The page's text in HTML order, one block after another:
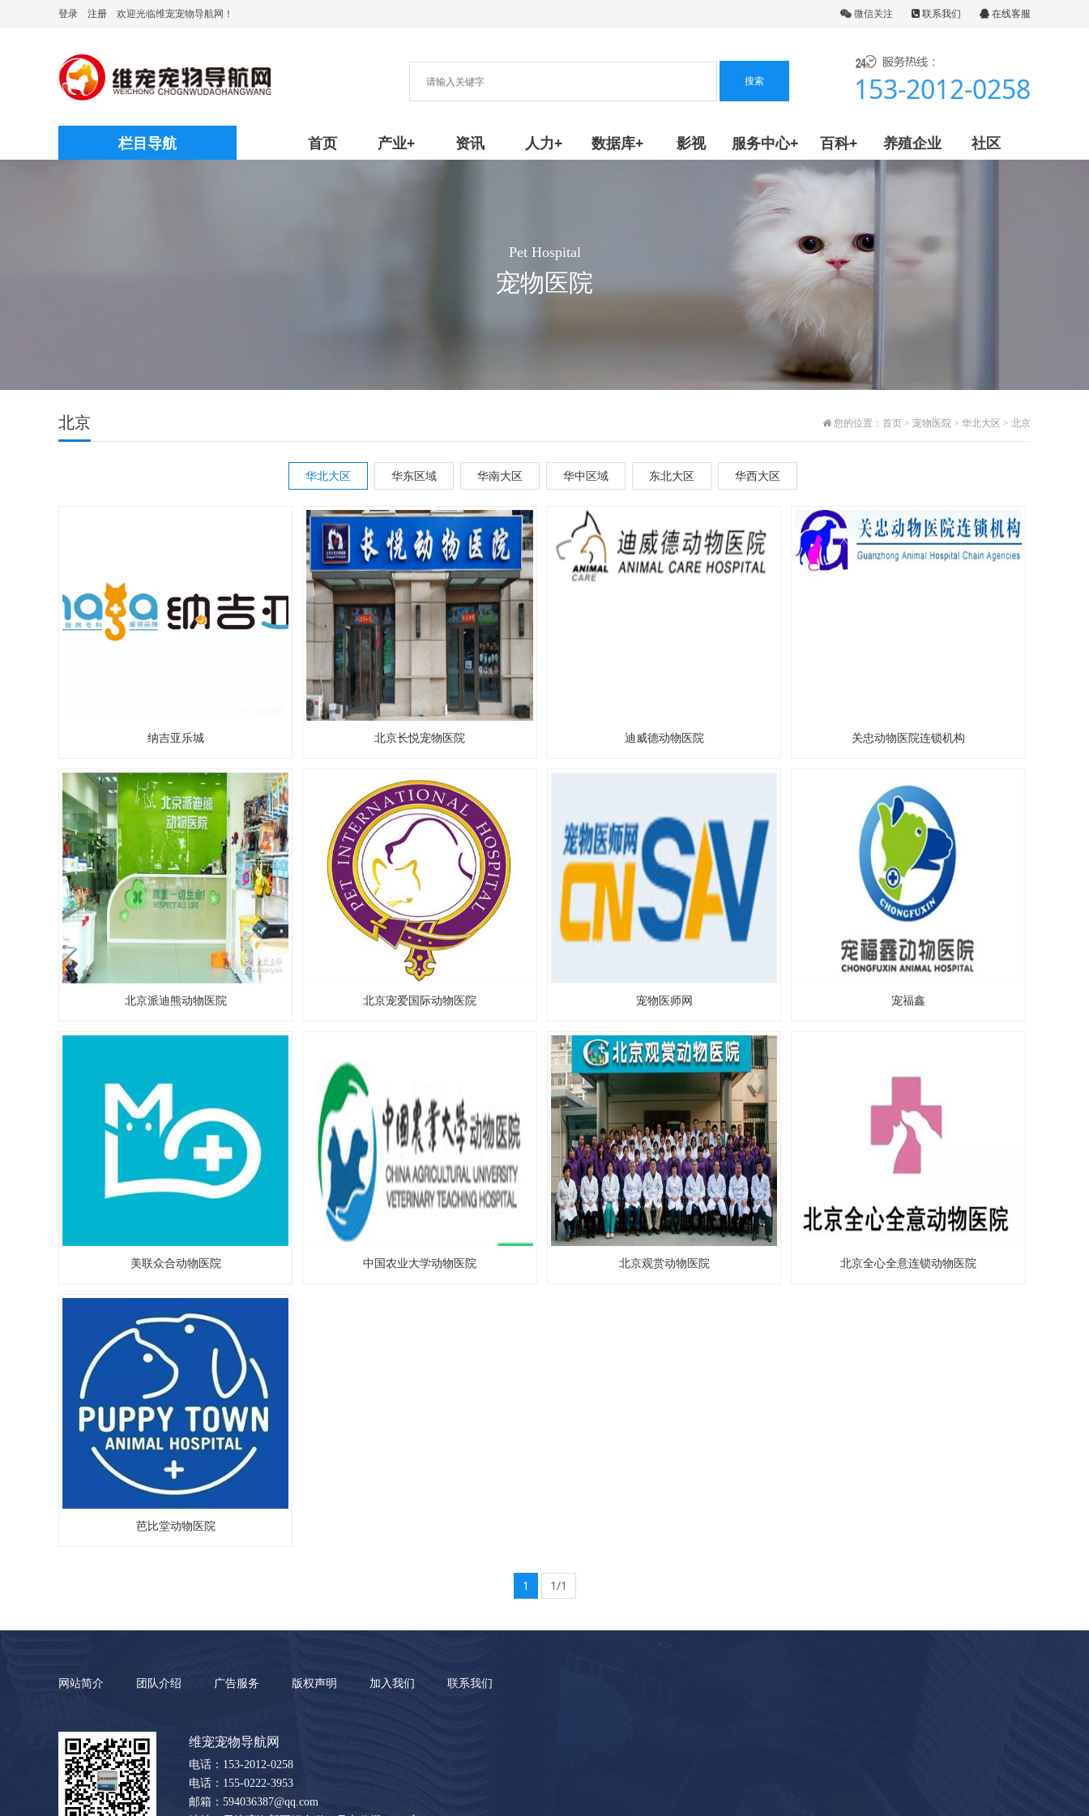
登录 注册 欢迎光临维宠宠物导航网！ 微信关注 联系我们 在线客服
153-2012-0258
栏目导航 首页 产业+ 资讯 人力+ 数据库+ 影视 服务中心+ 百科+ 养殖企业 社区
Pet Hospital
宠物医院
北京 您的位置： 首页 > 宠物医院 > 华北大区 > 北京
华北大区 华东区域 华南大区 华中区域 东北大区 华西大区
纳吉亚乐城 北京长悦宠物医院 迪威德动物医院 关忠动物医院连锁机构
北京派迪熊动物医院 北京宠爱国际动物医院 宠物医师网 宠福鑫
美联众合动物医院 中国农业大学动物医院 北京观赏动物医院 北京全心全意连锁动物医院
芭比堂动物医院
1 1/1
网站简介 团队介绍 广告服务 版权声明 加入我们 联系我们
维宠宠物导航网
电话：153-2012-0258
电话：155-0222-3953
邮箱：594036387@qq.com